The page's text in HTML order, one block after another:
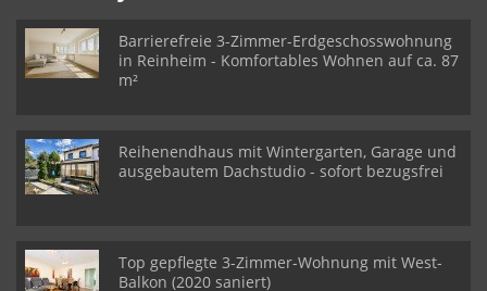
Barrierefreie 3-Zimmer-Erdgeschosswohnung
in Reinheim - Komfortables Wohnen auf ca. 87
m²
Reihenendhaus mit Wintergarten, Garage und
ausgebautem Dachstudio - sofort bezugsfrei
Top gepflegte 3-Zimmer-Wohnung mit West-
Balkon (2020 saniert)